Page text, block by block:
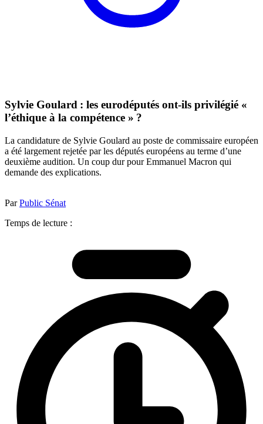
Sylvie Goulard : les eurodéputés ont-ils privilégié «
l’éthique à la compétence » ?
La candidature de Sylvie Goulard au poste de commissaire européen
a été largement rejetée par les députés européens au terme d’une
deuxième audition. Un coup dur pour Emmanuel Macron qui
demande des explications.
ParPublic Sénat
Temps de lecture :